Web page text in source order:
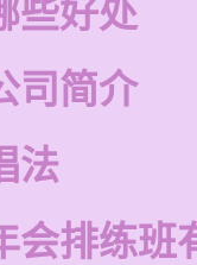
些好处
司简介
法
会排练班